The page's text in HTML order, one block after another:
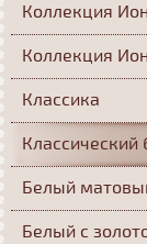
Коллекция
Коллекция
Классика
Классический
Белый
Белый с